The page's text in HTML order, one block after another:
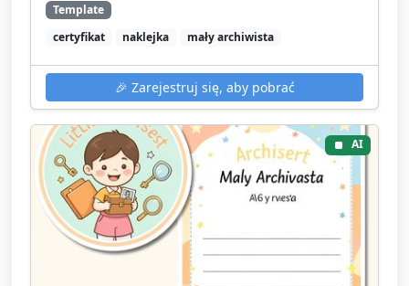
Template
certyfikat
naklejka mały archiwista
🎉 Zarejestruj się, aby pobrać
AI